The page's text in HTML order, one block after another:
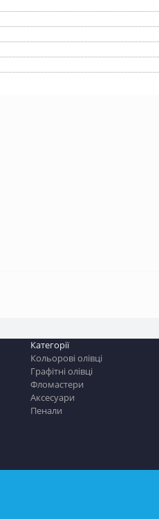
Категорії
Кольорові олівці
Графітні олівці
Фломастери
Аксесуари
Пенали